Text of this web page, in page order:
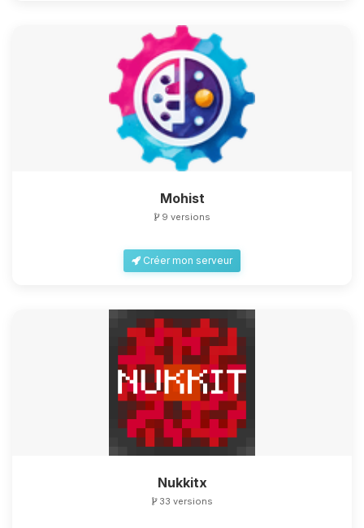
Mohist
9 versions
Créer mon serveur
Nukkitx
33 versions